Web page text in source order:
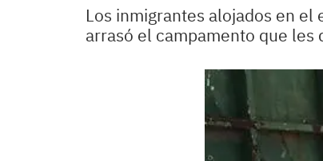
Los inmigrantes alojados en
arrasó el campamento que les